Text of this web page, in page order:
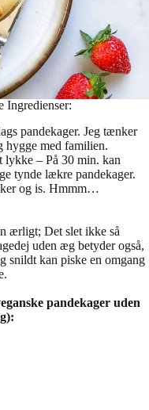
Ingredienser:
pandekager. Jeg tænker
hygge med familien.
lykke – På 30 min. kan
tynde lækre pandekager.
og is. Hmmm…
ærligt; Det slet ikke så
uden æg betyder også,
snildt kan piske en omgang
pandekager uden